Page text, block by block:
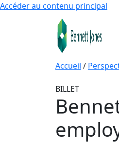
Accéder au contenu principal
Accueil /
BILLET